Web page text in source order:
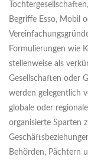
Begriffe Esso, Mobil
Formulierungen wie
stellenweise als
Gesellschaften oder
werden gelegentlich
globale oder
organisierte Sparten
Behörden, Pächtern